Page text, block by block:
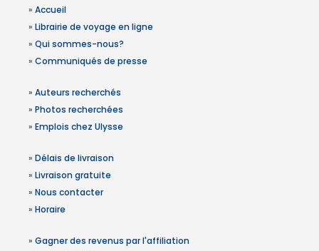
» Accueil
» Librairie de voyage en ligne
» Qui sommes-nous?
» Communiqués de presse
» Auteurs recherchés
» Photos recherchées
» Emplois chez Ulysse
» Délais de livraison
» Livraison gratuite
» Nous contacter
» Horaire
» Gagner des revenus par l'affiliation